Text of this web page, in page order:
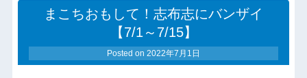
まこちおもして！志布志にバンザイ
【7/1～7/15】
Posted on 2022年7月1日